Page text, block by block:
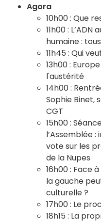
Agora
10h00 : Que
11h00 :
humaine :
11h45 : Qui
13h00 :
l'austérité
14h00 :
Sophie Binet,
CGT
15h00 :
l’Assemblée :
vote sur les
de la Nupes
16h00 : Face
la gauche
culturelle ?
17h00 : Le
18h15 : La